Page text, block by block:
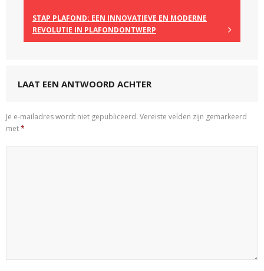
STAP PLAFOND: EEN INNOVATIEVE EN MODERNE
REVOLUTIE IN PLAFONDONTWERP
LAAT EEN ANTWOORD ACHTER
Je e-mailadres wordt niet gepubliceerd. Vereiste velden zijn gemarkeerd
met*